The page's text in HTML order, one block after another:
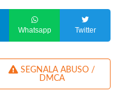
Whatsapp Twitter
DMCA